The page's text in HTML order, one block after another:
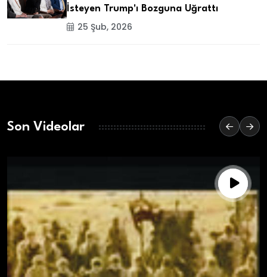
İsteyen Trump'ı Bozguna Uğrattı
25 Şub, 2026
Son Videolar